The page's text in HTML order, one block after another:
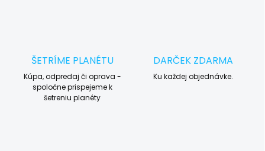
ŠETRÍME PLANÉTU
Kúpa, odpredaj či oprava -
spoločne prispejeme k
šetreniu planéty
DARČEK ZDARMA
Ku každej objednávke.